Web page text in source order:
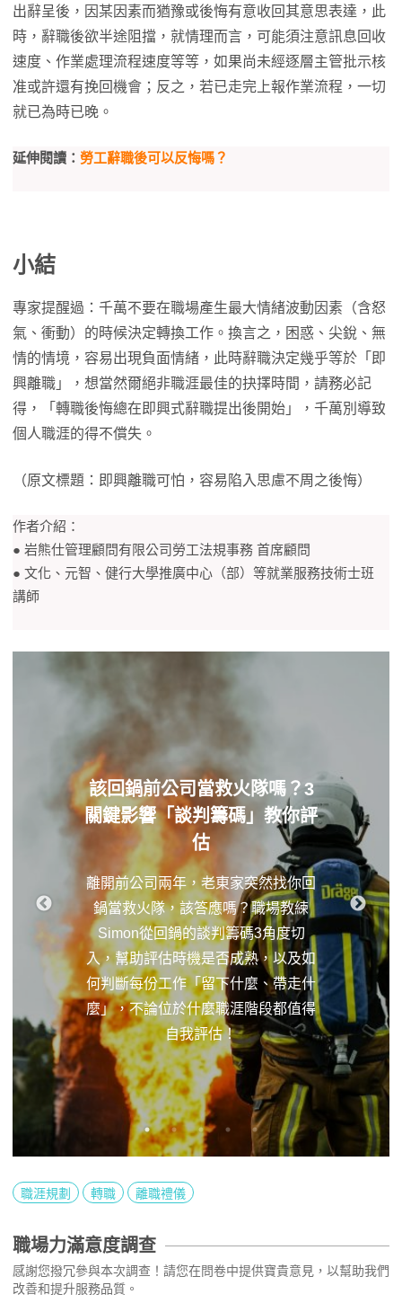
出辭呈後，因某因素而猶豫或後悔有意收回其意思表達，此
時，辭職後欲半途阻擋，就情理而言，可能須注意訊息回收
速度、作業處理流程速度等等，如果尚未經逐層主管批示核
准或許還有挽回機會；反之，若已走完上報作業流程，一切
就已為時已晚。
延伸閱讀： 勞工辭職後可以反悔嗎？
小結
專家提醒過：千萬不要在職場產生最大情緒波動因素（含怒
氣、衝動）的時候決定轉換工作。換言之，困惑、尖銳、無
情的情境，容易出現負面情緒，此時辭職決定幾乎等於「即
興離職」，想當然爾絕非職涯最佳的抉擇時間，請務必記
得，「轉職後悔總在即興式辭職提出後開始」，千萬別導致
個人職涯的得不償失。
（原文標題：即興離職可怕，容易陷入思慮不周之後悔）
作者介紹：
● 岩熊仕管理顧問有限公司勞工法規事務 首席顧問
● 文化、元智、健行大學推廣中心（部）等就業服務技術士班
講師
該回鍋前公司當救火隊嗎？3
關鍵影響「談判籌碼」教你評
估
離開前公司兩年，老東家突然找你回
鍋當救火隊，該答應嗎？職場教練
Simon從回鍋的談判籌碼3角度切
入，幫助評估時機是否成熟，以及如
何判斷每份工作「留下什麼、帶走什
麼」，不論位於什麼職涯階段都值得
自我評估！
職涯規劃 轉職 離職禮儀
職場力滿意度調查
感謝您撥冗參與本次調查！請您在問卷中提供寶貴意見，以幫助我們
改善和提升服務品質。